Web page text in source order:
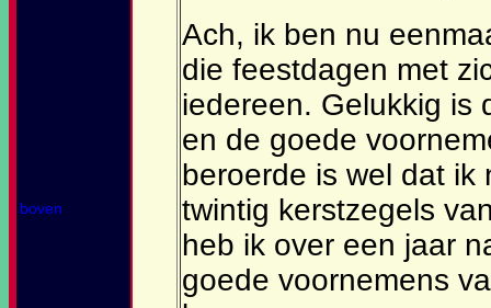
boven
Ach, ik ben nu
die feestdagen met
iedereen. Gelukkig is
en de goede
beroerde is wel dat ik
twintig kerstzegels
heb ik over een jaar
goede voornemens